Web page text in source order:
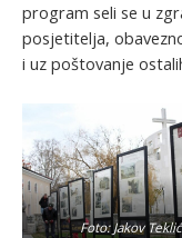
program seli se u
posjetitelja,
i uz poštovanje
Foto: Jakov Teklić